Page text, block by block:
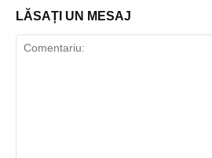
LĂSAȚI UN MESAJ